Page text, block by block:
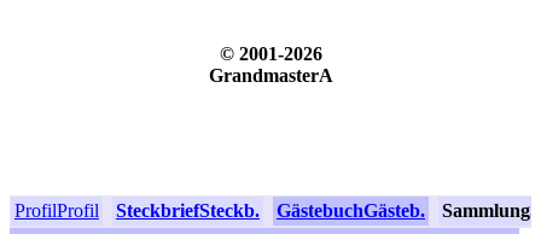
© 2001-2026
GrandmasterA
ProfilProfil SteckbriefSteckb. GästebuchGästeb. Sammlung